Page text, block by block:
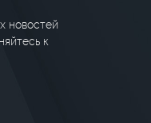
новостей
к